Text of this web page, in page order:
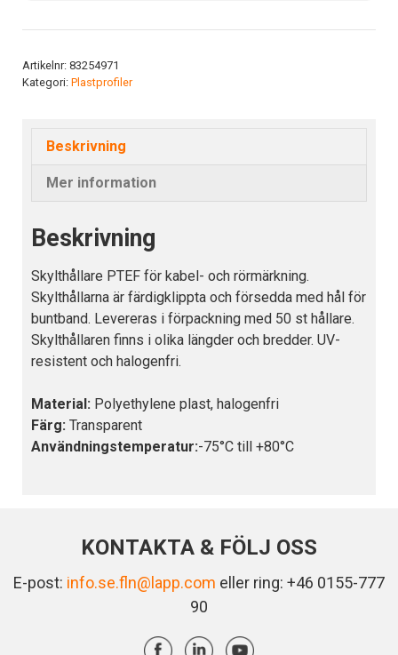
Artikelnr: 83254971
Kategori: Plastprofiler
Beskrivning
Mer information
Beskrivning
Skylthållare PTEF för kabel- och rörmärkning.
Skylthållarna är färdigklippta och försedda med hål för
buntband. Levereras i förpackning med 50 st hållare.
Skylthållaren finns i olika längder och bredder. UV-
resistent och halogenfri.
Material: Polyethylene plast, halogenfri
Färg: Transparent
Användningstemperatur:-75°C till +80°C
KONTAKTA & FÖLJ OSS
E-post: info.se.fln@lapp.com eller ring: +46 0155-777
90